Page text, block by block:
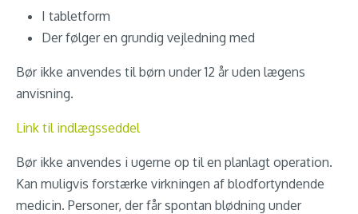
I tabletform
Der følger en grundig vejledning med
Bør ikke anvendes til børn under 12 år uden lægens
anvisning.
Link til indlægsseddel
Bør ikke anvendes i ugerne op til en planlagt operation.
Kan muligvis forstærke virkningen af blodfortyndende
medicin. Personer, der får spontan blødning under